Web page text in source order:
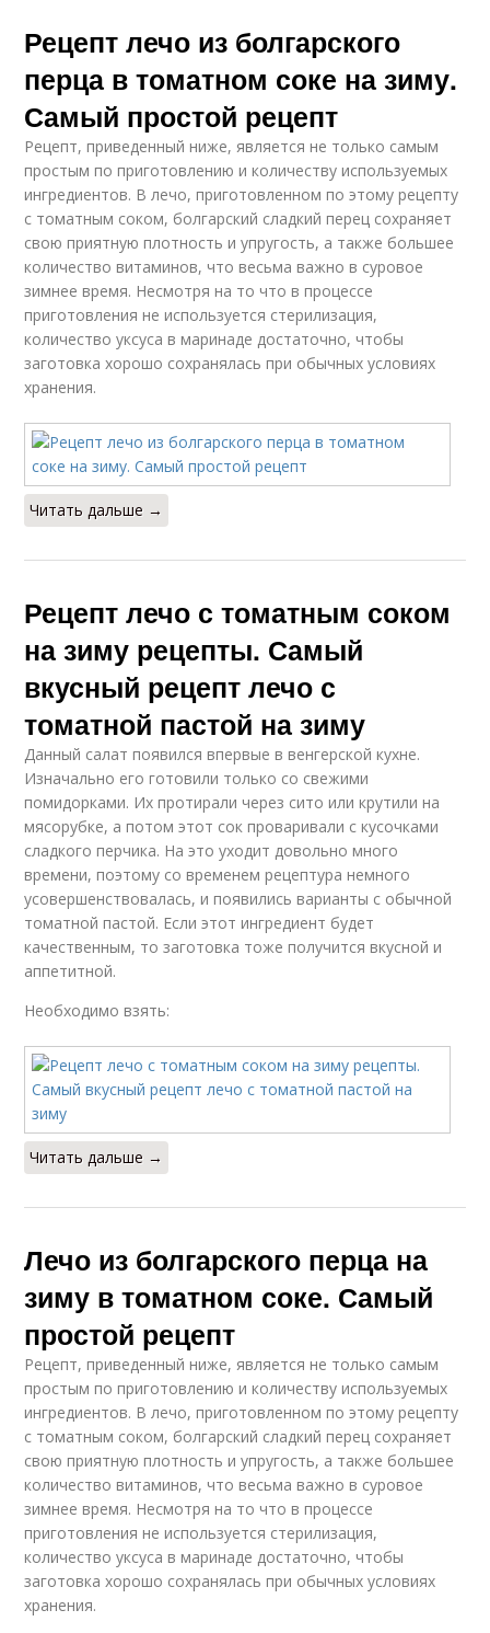
Рецепт лечо из болгарского
перца в томатном соке на зиму.
Самый простой рецепт
Рецепт, приведенный ниже, является не только самым
простым по приготовлению и количеству используемых
ингредиентов. В лечо, приготовленном по этому рецепту
с томатным соком, болгарский сладкий перец сохраняет
свою приятную плотность и упругость, а также большее
количество витаминов, что весьма важно в суровое
зимнее время. Несмотря на то что в процессе
приготовления не используется стерилизация,
количество уксуса в маринаде достаточно, чтобы
заготовка хорошо сохранялась при обычных условиях
хранения.
Читать дальше →
Рецепт лечо с томатным соком
на зиму рецепты. Самый
вкусный рецепт лечо с
томатной пастой на зиму
Данный салат появился впервые в венгерской кухне.
Изначально его готовили только со свежими
помидорками. Их протирали через сито или крутили на
мясорубке, а потом этот сок проваривали с кусочками
сладкого перчика. На это уходит довольно много
времени, поэтому со временем рецептура немного
усовершенствовалась, и появились варианты с обычной
томатной пастой. Если этот ингредиент будет
качественным, то заготовка тоже получится вкусной и
аппетитной.
Необходимо взять:
Читать дальше →
Лечо из болгарского перца на
зиму в томатном соке. Самый
простой рецепт
Рецепт, приведенный ниже, является не только самым
простым по приготовлению и количеству используемых
ингредиентов. В лечо, приготовленном по этому рецепту
с томатным соком, болгарский сладкий перец сохраняет
свою приятную плотность и упругость, а также большее
количество витаминов, что весьма важно в суровое
зимнее время. Несмотря на то что в процессе
приготовления не используется стерилизация,
количество уксуса в маринаде достаточно, чтобы
заготовка хорошо сохранялась при обычных условиях
хранения.